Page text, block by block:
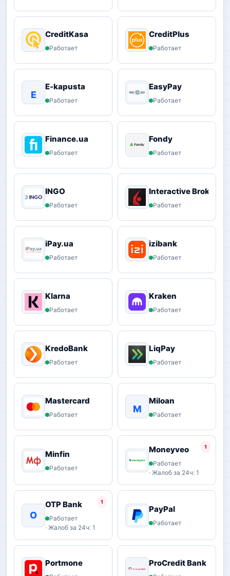
CreditKasa
Работает
CreditPlus
Работает
E
E-kapusta
Работает
EasyPay
Работает
Finance.ua
Работает
Fondy
Работает
INGO
Работает
Interactive Brokers
Работает
iPay.ua
Работает
izibank
Работает
Klarna
Работает
Kraken
Работает
KredoBank
Работает
LiqPay
Работает
Mastercard
Работает
M
Miloan
Работает
Minfin
Работает
1
Moneyveo
Работает
· Жалоб за 24ч: 1
1
O
OTP Bank
Работает
· Жалоб за 24ч: 1
PayPal
Работает
Portmone ProCredit Bank